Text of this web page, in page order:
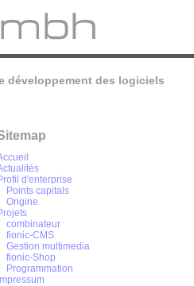
développement des logiciels
d'enterprise
Points capitals
Origine
combinateur
fionic-CMS
Gestion multimedia
fionic-Shop
Programmation